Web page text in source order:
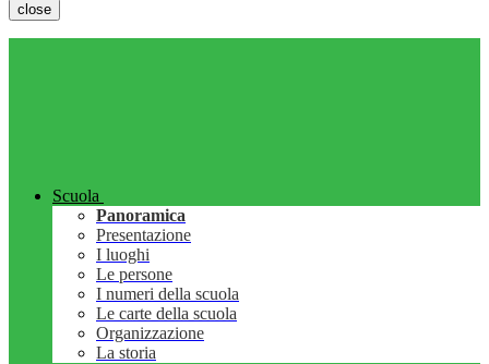
close
Scuola
Panoramica
Presentazione
I luoghi
Le persone
I numeri della scuola
Le carte della scuola
Organizzazione
La storia